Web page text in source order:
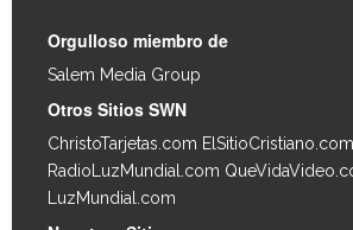
Orgulloso miembro de
Salem Media Group
Otros Sitios SWN
ChristoTarjetas.com ElSitioCristiano.com
RadioLuzMundial.com
LuzMundial.com